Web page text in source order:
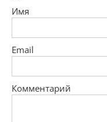
Имя
Email
Комментарий